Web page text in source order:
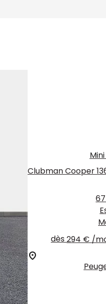
Clubman Cooper
dès294 € /